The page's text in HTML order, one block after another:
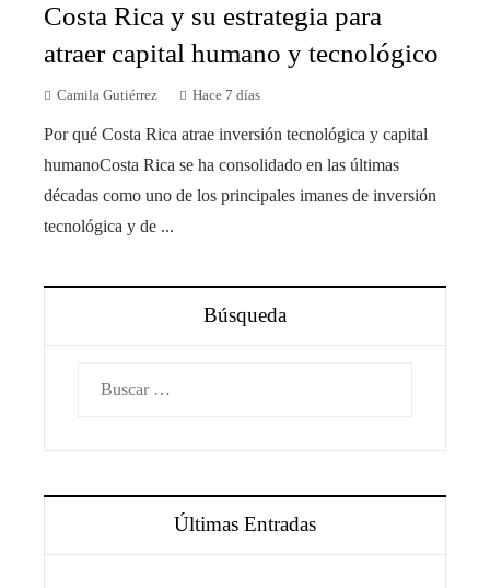
Costa Rica y su estrategia para
atraer capital humano y tecnológico
Camila Gutiérrez Hace 7 días
Por qué Costa Rica atrae inversión tecnológica y capital
humanoCosta Rica se ha consolidado en las últimas
décadas como uno de los principales imanes de inversión
tecnológica y de ...
Búsqueda
Últimas Entradas